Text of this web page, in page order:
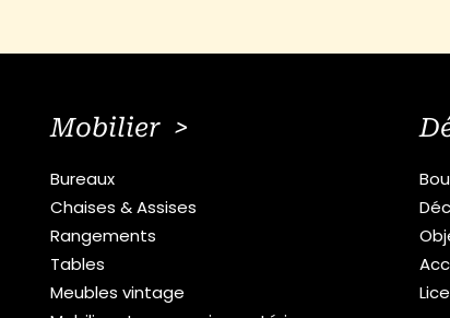
Mobilier >
Bureaux
Chaises & Assises
Rangements
Tables
Meubles vintage